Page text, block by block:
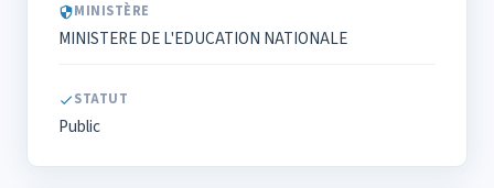
MINISTÈRE
MINISTERE DE L'EDUCATION NATIONALE
STATUT
Public